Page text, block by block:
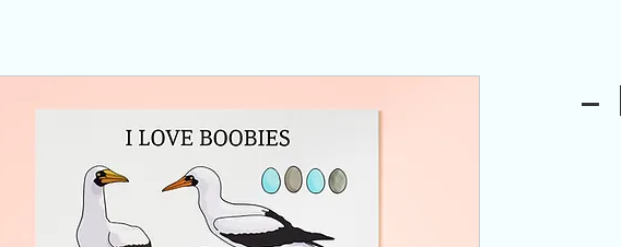
I love boobies -